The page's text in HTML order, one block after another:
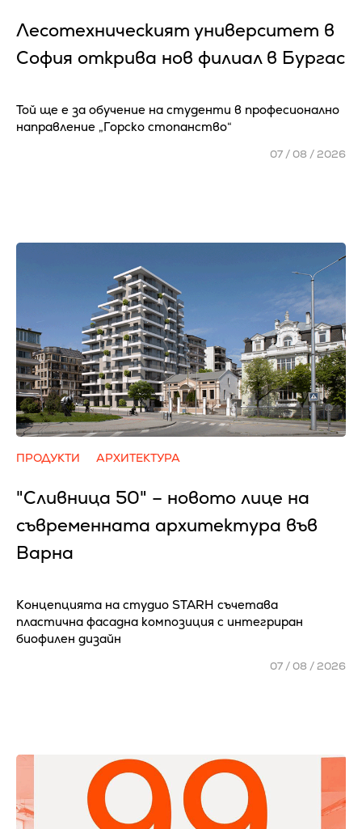
Лесотехническият университет в
София открива нов филиал в Бургас
Той ще е за обучение на студенти в професионално
направление „Горско стопанство“
07 / 08 / 2026
ПРОДУКТИ АРХИТЕКТУРА
"Сливница 50" – новото лице на
съвременната архитектура във
Варна
Концепцията на студио STARH съчетава
пластична фасадна композиция с интегриран
биофилен дизайн
07 / 08 / 2026